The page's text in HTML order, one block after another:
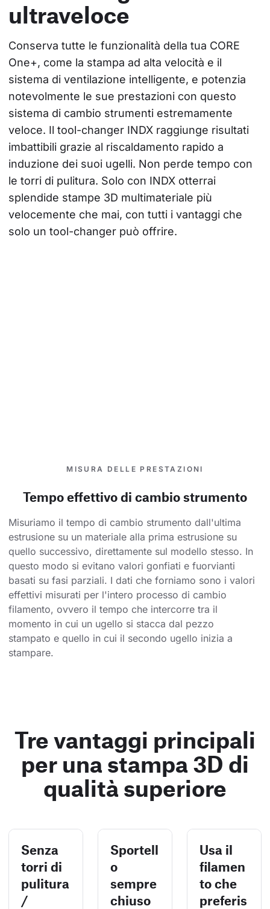
ultraveloce
Conserva tutte le funzionalità della tua CORE
One+, come la stampa ad alta velocità e il
sistema di ventilazione intelligente, e potenzia
notevolmente le sue prestazioni con questo
sistema di cambio strumenti estremamente
veloce. Il tool-changer INDX raggiunge risultati
imbattibili grazie al riscaldamento rapido a
induzione dei suoi ugelli. Non perde tempo con
le torri di pulitura. Solo con INDX otterrai
splendide stampe 3D multimateriale più
velocemente che mai, con tutti i vantaggi che
solo un tool-changer può offrire.
MISURA DELLE PRESTAZIONI
Tempo effettivo di cambio strumento
Misuriamo il tempo di cambio strumento dall'ultima
estrusione su un materiale alla prima estrusione su
quello successivo, direttamente sul modello stesso. In
questo modo si evitano valori gonfiati e fuorvianti
basati su fasi parziali. I dati che forniamo sono i valori
effettivi misurati per l'intero processo di cambio
filamento, ovvero il tempo che intercorre tra il
momento in cui un ugello si stacca dal pezzo
stampato e quello in cui il secondo ugello inizia a
stampare.
Tre vantaggi principali
per una stampa 3D di
qualità superiore
Senza
torri di
pulitura
/
Sportell
o
sempre
chiuso
Usa il
filamen
to che
preferis